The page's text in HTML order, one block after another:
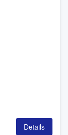
Details